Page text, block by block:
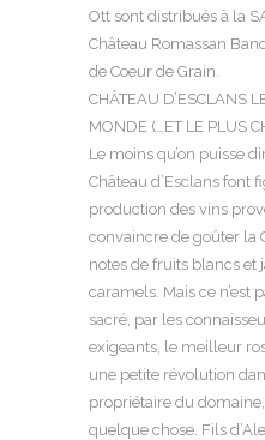
Ott sont distribués à la
Château Romassan
de Coeur de Grain.
CHÂTEAU D’ESCLANS
MONDE (…ET LE PLUS
Le moins qu’on puisse
Château d’Esclans font
production des vins
convaincre de goûter la
notes de fruits blancs et
caramels. Mais ce n’est
sacré, par les
exigeants, le meilleur
une petite révolution
propriétaire du
quelque chose. Fils